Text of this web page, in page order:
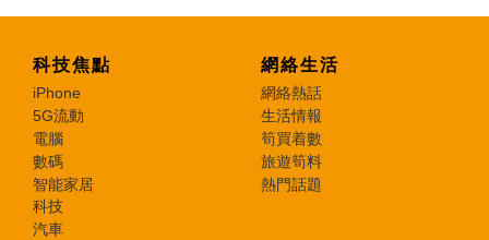
科技焦點
iPhone
5G流動
電腦
數碼
智能家居
科技
汽車
網絡生活
網絡熱話
生活情報
筍買着數
旅遊筍料
熱門話題